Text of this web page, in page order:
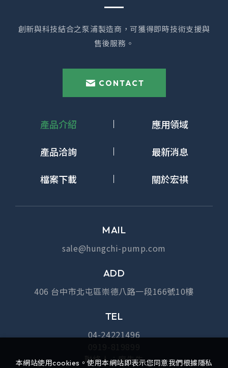
創新與科技結合之泵浦製造商，可獲得即時技術支援與
售後服務。
CONTACT
產品介紹 應用領域
產品洽詢 最新消息
檔案下載 關於宏祺
MAIL
sale@hungchi-pump.com
ADD
406 台中市北屯區崇德八路一段166號10樓
TEL
04-24221496
聯絡人：廖先生
本網站使用cookies。使用本網站即表示您同意我們根據隱私